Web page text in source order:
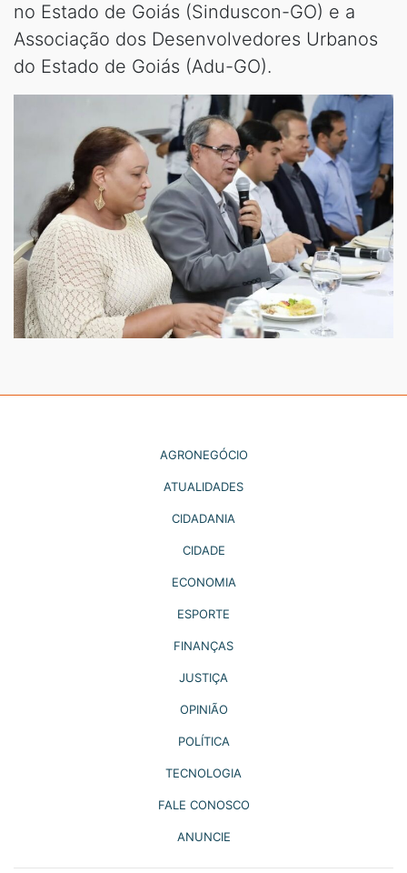
no Estado de Goiás (Sinduscon-GO) e a
Associação dos Desenvolvedores Urbanos
do Estado de Goiás (Adu-GO).
AGRONEGÓCIO
ATUALIDADES
CIDADANIA
CIDADE
ECONOMIA
ESPORTE
FINANÇAS
JUSTIÇA
OPINIÃO
POLÍTICA
TECNOLOGIA
FALE CONOSCO
ANUNCIE